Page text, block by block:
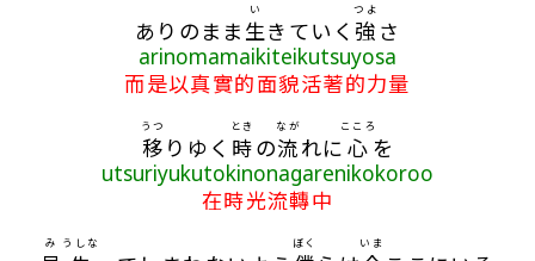
ありのまま 生
い
きていく 強
つよ
さ
arinomamaikiteikutsuyosa
而是以真實的面貌活著的力量
移
うつ
りゆく 時
とき
の流
なが
れに 心
こころ
を
utsuriyukutokinonagarenikokoroo
在時光流轉中
み うしな ぼく いま